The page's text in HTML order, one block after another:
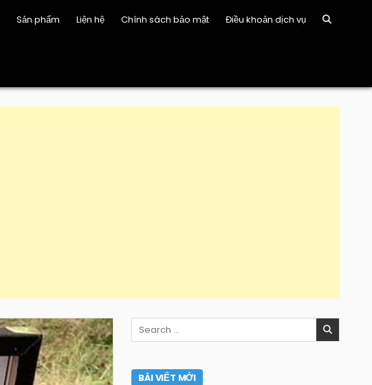
Sản phẩm Liện hệ Chính sách bảo mật Điều khoản dịch vụ
Search
for:
BÀI VIẾT MỚI